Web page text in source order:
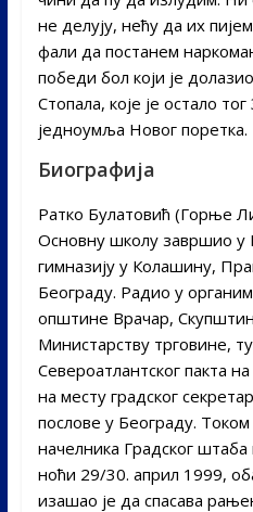
не делују, нећу да их
фали да постанем
победи бол који је
Стопала, које је остало
једноумља Новог поретка.
Биографија
Ратко Булатовић (Горње
Основну школу завршио
гимназију у Колашину,
Београду. Радио у
општине Врачар,
Министарству трговине,
Североатлантског пакта
на месту градског
послове у Београду.
начелника Градског
ноћи 29/30. април 1999,
изашао је да спасава